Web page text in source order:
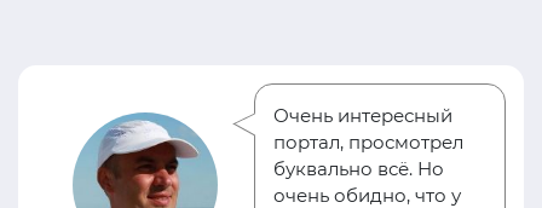
Очень интересный
портал, просмотрел
буквально всё. Но
очень обидно, что у